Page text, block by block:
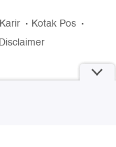
Karir
Kotak Pos
Disclaimer